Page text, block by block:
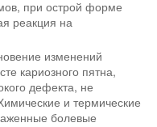
при острой форме
реакция на
изменений
кариозного пятна,
дефекта, не
и термические
болевые